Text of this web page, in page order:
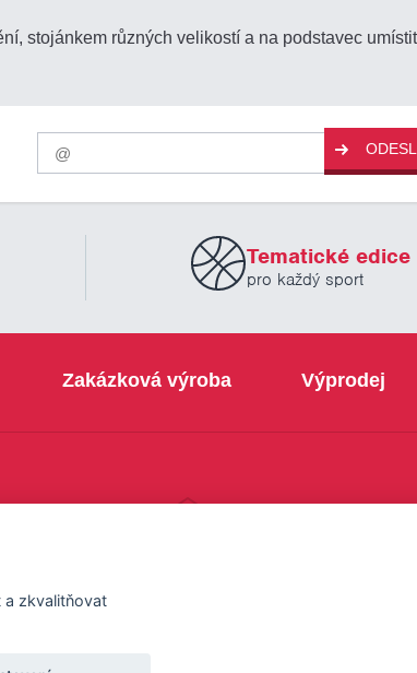
stojánkem různých velikostí a na podstavec umístit
Pro
odběr
našich
novinek
Tematické edice
pro každý sport
Zakázková výroba Výprodej
a zkvalitňovat